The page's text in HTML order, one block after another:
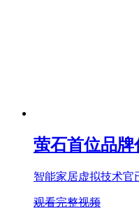
萤石首位品
智能家居虚拟技术官
观看完整视频